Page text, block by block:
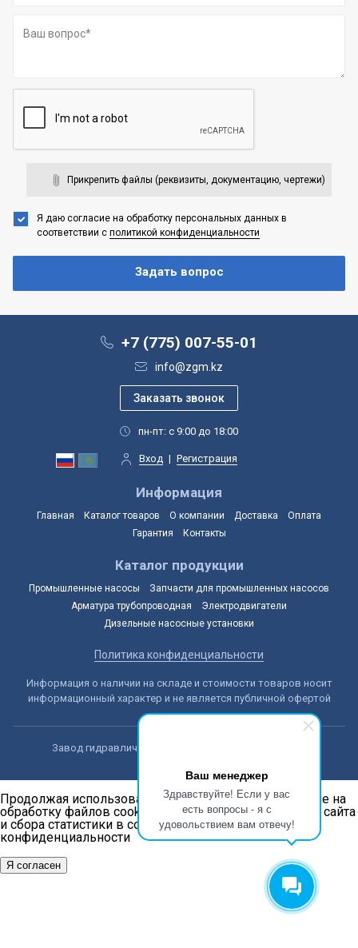
Ваш менеджер
Здравствуйте! Если у вас
есть вопросы - я с
удовольствием вам отвечу!
Прикрепить файлы (реквизиты, документацию, чертежи)
Я даю согласие на обработку персональных данных в
соответствии с политикой конфиденциальности
+7 (775) 007-55-01
info@zgm.kz
пн-пт: с 9:00 до 18:00
Вход | Регистрация
Информация
Главная Каталог товаров О компании Доставка
Оплата
Гарантия
Контакты
Каталог продукции
Промышленные насосы
Запчасти для промышленных насосов
Арматура трубопроводная
Электродвигатели
Дизельные насосные установки
Политика конфиденциальности
Информация о наличии на складе и стоимости товаров носит
информационный характер и не является публичной офертой
Завод гидравлических машин © 2014-2026, Алматы
Продолжая использовать наш сайт, вы даёте согласие на
обработку файлов cookie в целях функционирования сайта
и сбора статистики в соответствии сполитикой
конфиденциальности
Я согласен